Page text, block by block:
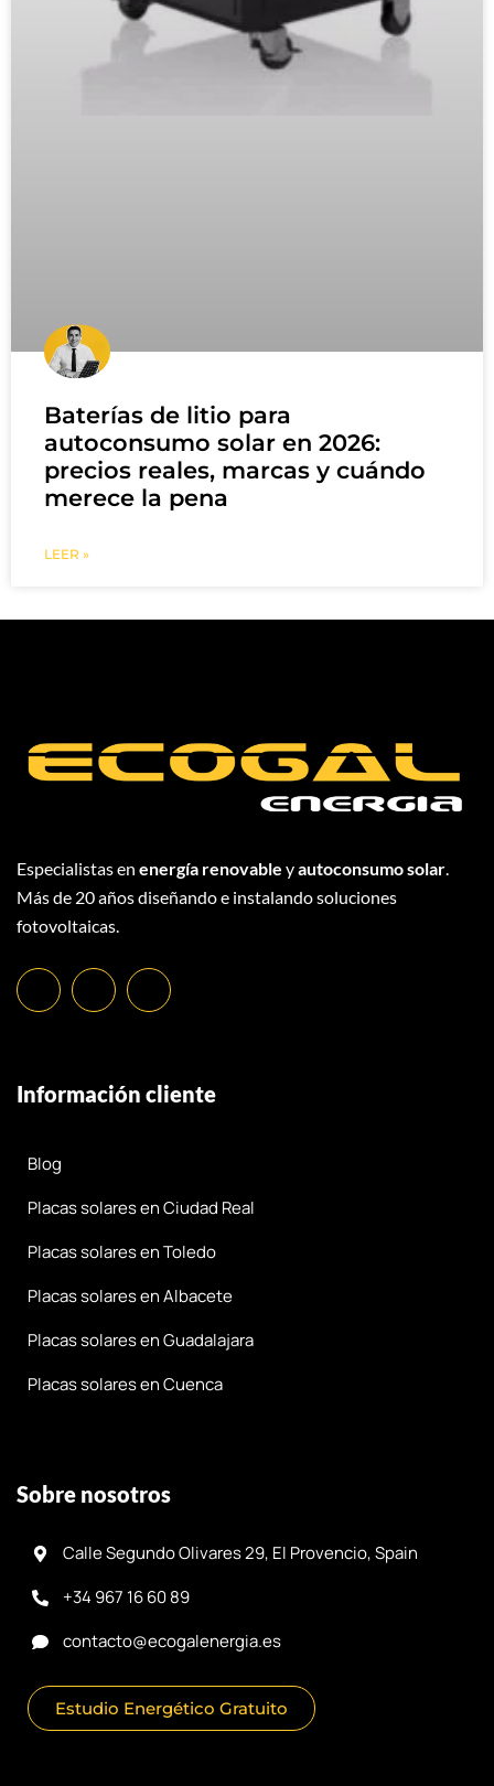
Baterías de litio para
autoconsumo solar en 2026:
precios reales, marcas y cuándo
merece la pena
LEER »
Especialistas en energía renovable yautoconsumo solar.
Más de 20 años diseñando e instalando soluciones
fotovoltaicas.
Información cliente
Blog
Placas solares en Ciudad Real
Placas solares en Toledo
Placas solares en Albacete
Placas solares en Guadalajara
Placas solares en Cuenca
Sobre nosotros
Calle Segundo Olivares 29, El Provencio, Spain
+34 967 16 60 89
contacto@ecogalenergia.es
Estudio Energético Gratuito